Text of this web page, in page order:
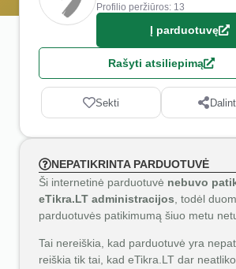
Profilio peržiūros: 13
Į parduotuvę
Rašyti atsiliepimą
Sekti
NEPATIKRINTA PARDUOTUVĖ
Ši internetinė parduotuvė nebuvo
eTikra.LT administracijos , todėl
parduotuvės patikimumą šiuo metu
Tai nereiškia, kad parduotuvė yra
reiškia tik tai, kad eTikra.LT dar neatliko